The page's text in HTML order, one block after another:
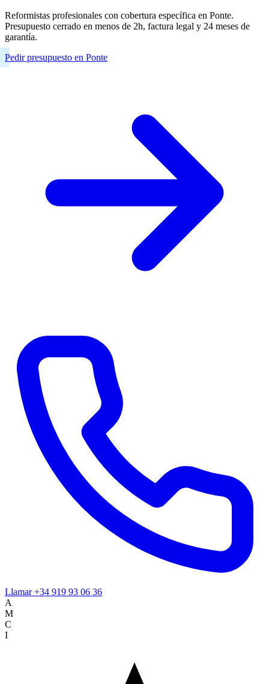
Reformistas profesionales con cobertura específica en Ponte.
Presupuesto cerrado en menos de 2h, factura legal y 24 meses de
garantía.
Pedir presupuesto en Ponte
Llamar+34 919 93 06 36
A
M
C
I